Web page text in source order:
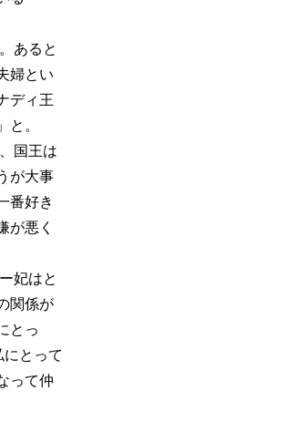
あると
婦とい
ディ王
。
国王は
が大事
番好き
が悪く
妃はと
関係が
とっ
とって
って仲